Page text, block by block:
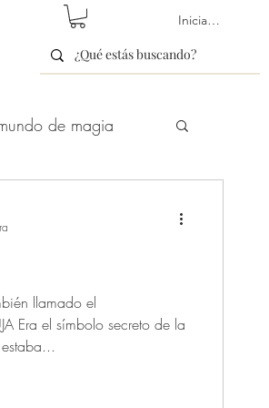
Iniciar sesión
de magia
Hechizos de Amor
llamado el
Era el símbolo secreto de la